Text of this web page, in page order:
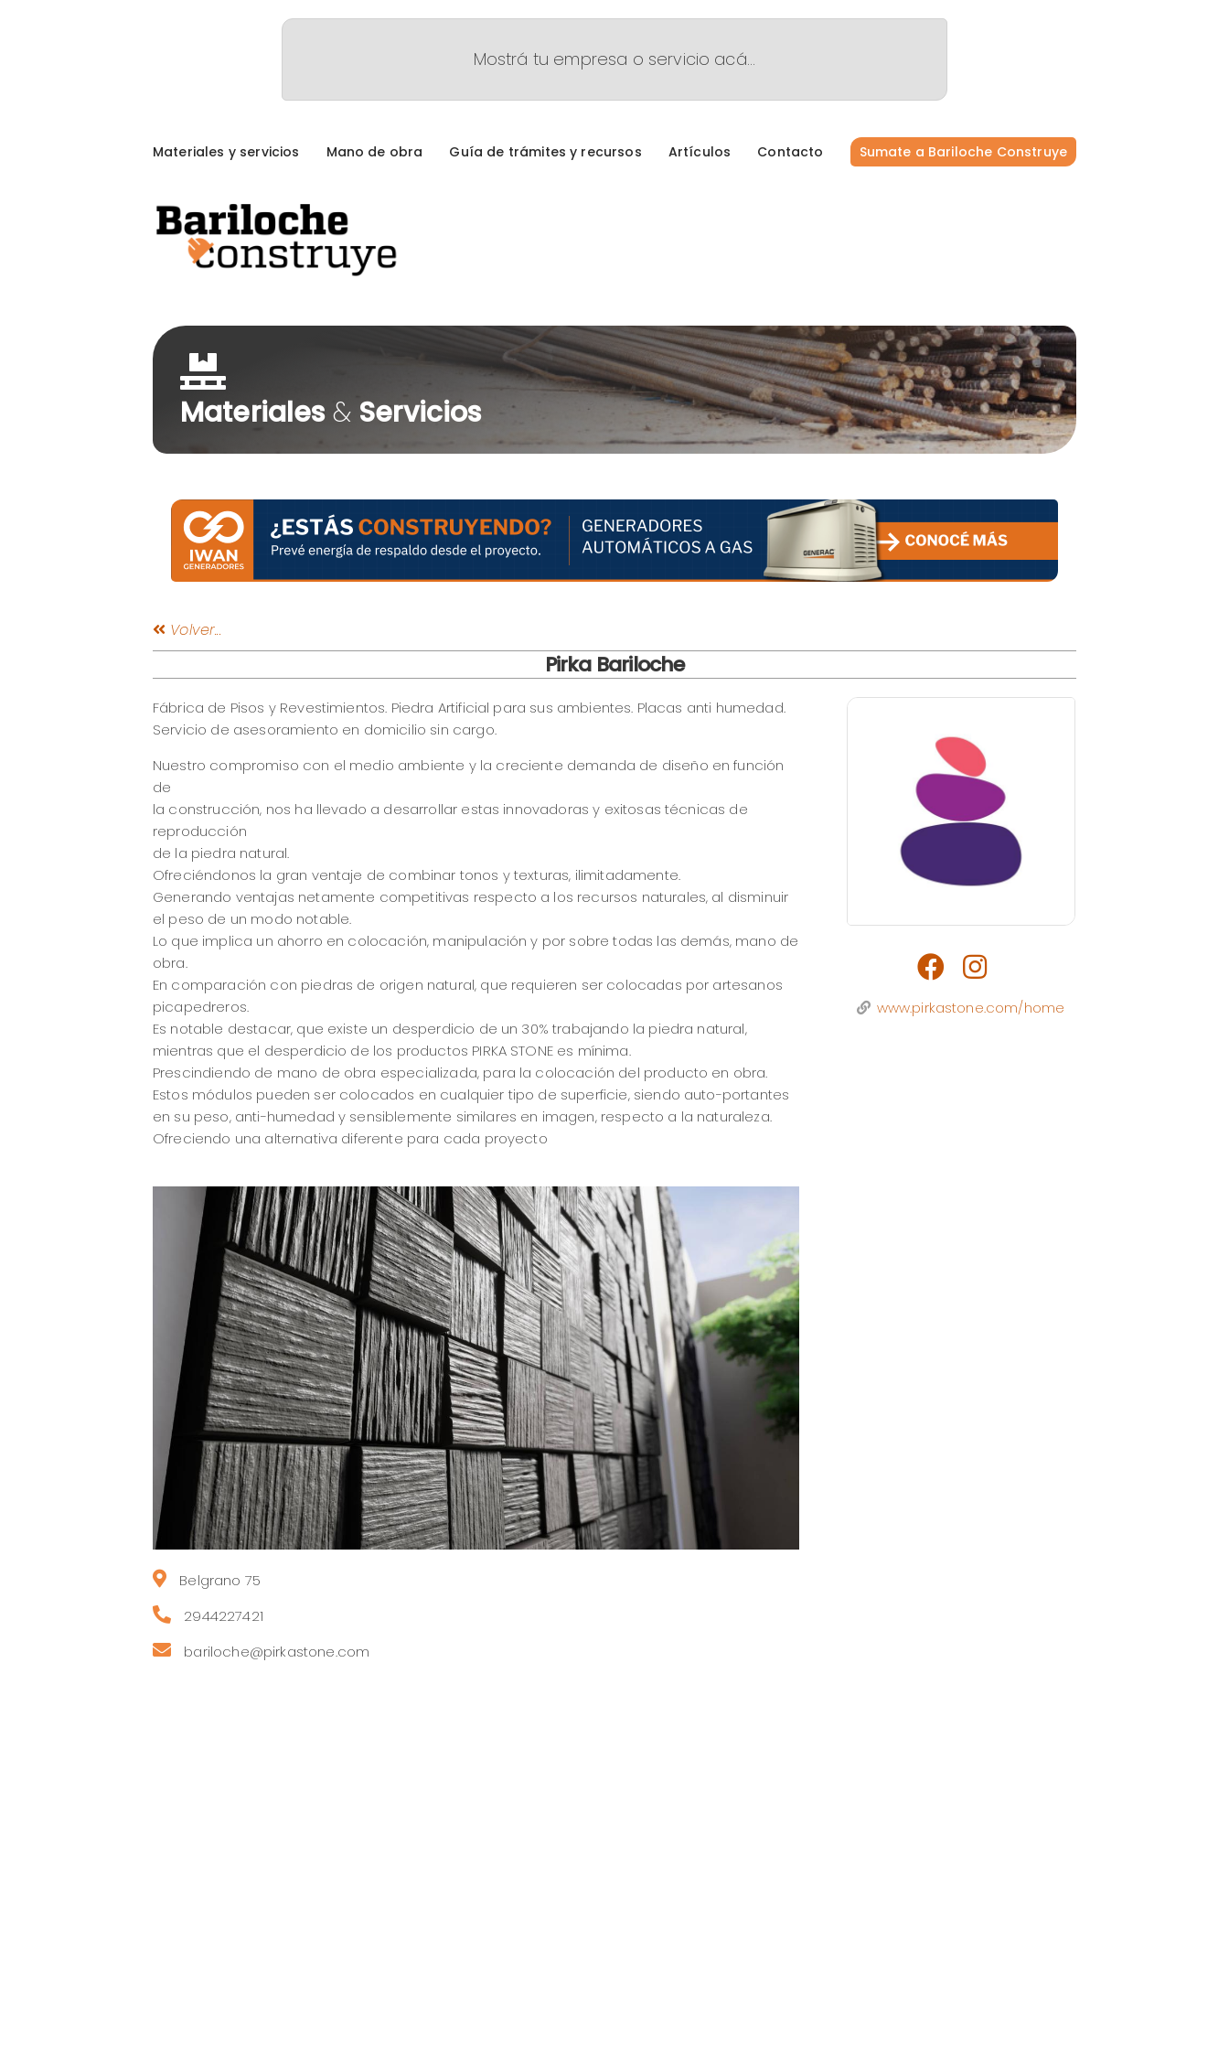
Mostrá tu empresa o servicio acá...
Materiales y servicios Mano de obra Guía de trámites y recursos Artículos Contacto Sumate a Bariloche Construye
Materiales&Servicios
Volver...
Pirka Bariloche
www.pirkastone.com/home
Fábrica de Pisos y Revestimientos. Piedra Artificial para sus ambientes. Placas anti humedad.
Servicio de asesoramiento en domicilio sin cargo.
Nuestro compromiso con el medio ambiente y la creciente demanda de diseño en función
de
la construcción, nos ha llevado a desarrollar estas innovadoras y exitosas técnicas de
reproducción
de la piedra natural.
Ofreciéndonos la gran ventaje de combinar tonos y texturas, ilimitadamente.
Generando ventajas netamente competitivas respecto a los recursos naturales, al disminuir
el peso de un modo notable.
Lo que implica un ahorro en colocación, manipulación y por sobre todas las demás, mano de
obra.
En comparación con piedras de origen natural, que requieren ser colocadas por artesanos
picapedreros.
Es notable destacar, que existe un desperdicio de un 30% trabajando la piedra natural,
mientras que el desperdicio de los productos PIRKA STONE es mínima.
Prescindiendo de mano de obra especializada, para la colocación del producto en obra.
Estos módulos pueden ser colocados en cualquier tipo de superficie, siendo auto-portantes
en su peso, anti-humedad y sensiblemente similares en imagen, respecto a la naturaleza.
Ofreciendo una alternativa diferente para cada proyecto
Belgrano 75
2944227421
bariloche@pirkastone.com